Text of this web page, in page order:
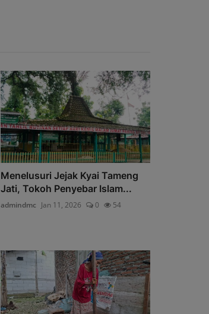
Menelusuri Jejak Kyai Tameng
Jati, Tokoh Penyebar Islam...
admindmc Jan 11, 2026 0 54